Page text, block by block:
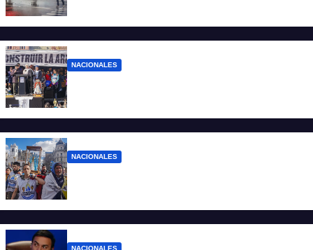
NACIONALES
NACIONALES
NACIONALES